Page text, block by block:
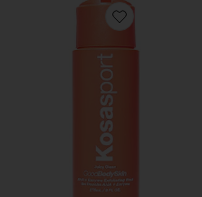
Favorite Good